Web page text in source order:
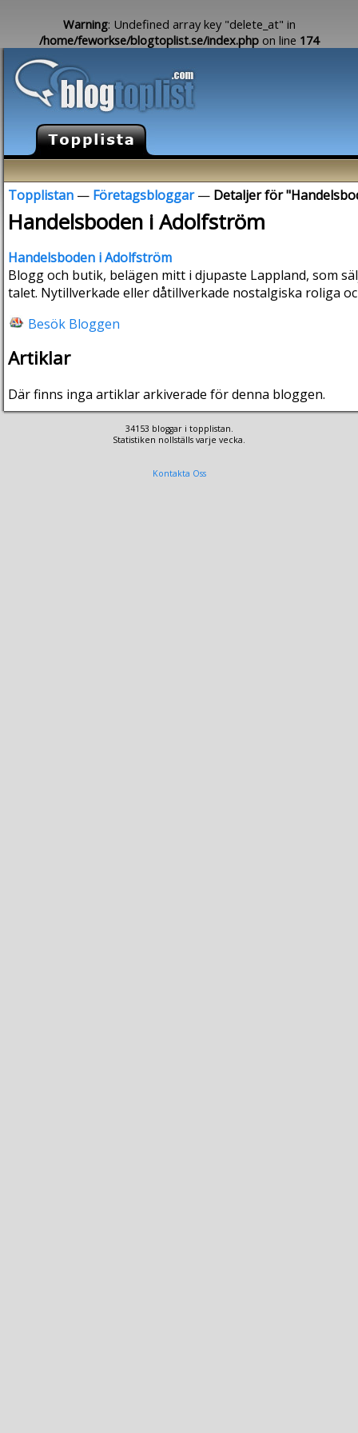
Warning: Undefined array key "delete_at" in
/home/feworkse/blogtoplist.se/index.php on line 174
Topplistan — Företagsbloggar— Detaljer för
Handelsboden i Adolfström
Handelsboden i Adolfström
Blogg och butik, belägen mitt i djupaste Lappland, som
talet. Nytillverkade eller dåtillverkade nostalgiska roliga
Besök Bloggen
Artiklar
Där finns inga artiklar arkiverade för denna bloggen.
34153 bloggar i topplistan.
Statistiken nollställs varje vecka.
Kontakta Oss